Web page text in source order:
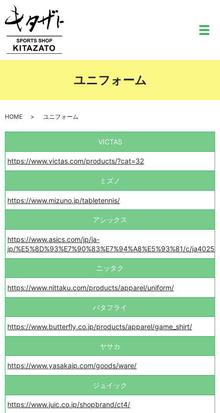
メ
ユニフォーム
HOME ユニフォーム
VICTAS
https://www.victas.com/products/?cat=32
ミズノ
https://www.mizuno.jp/tabletennis/
アシックス
https://www.asics.com/jp/ja-
jp/%E5%8D%93%E7%90%83%E7%94%A8%E5%93%81/c/
ニッタク
https://www.nittaku.com/products/apparel/uniform/
バタフライ
https://www.butterfly.co.jp/products/apparel/game_shirt/
ヤサカ
https://www.yasakajp.com/goods/ware/
ジュイック
https://www.juic.co.jp/shopbrand/ct4/